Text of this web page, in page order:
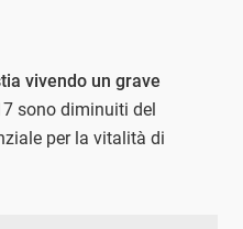
vivendo un grave
sono diminuiti del
per la vitalità di